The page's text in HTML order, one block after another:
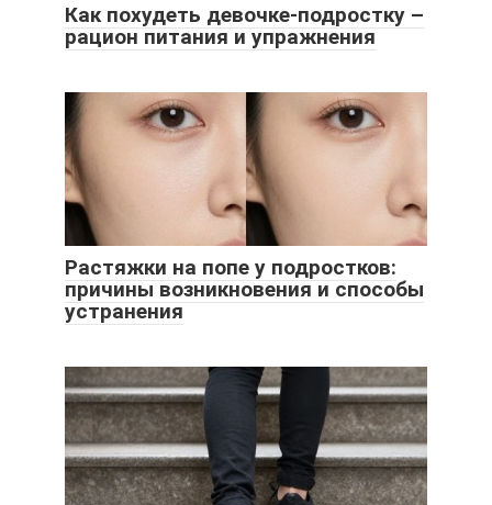
Как похудеть девочке-подростку –
рацион питания и упражнения
Растяжки на попе у подростков:
причины возникновения и способы
устранения